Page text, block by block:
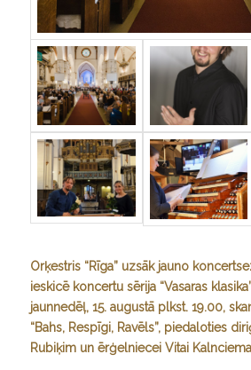
Orķestris “Rīga” uzsāk jauno
ieskicē koncertu sērija “Vasaras
jaunnedēļ, 15. augustā plkst. 19.00,
“Bahs, Respīgi, Ravēls”, piedaloties
Rubiķim un ērģelniecei Vitai